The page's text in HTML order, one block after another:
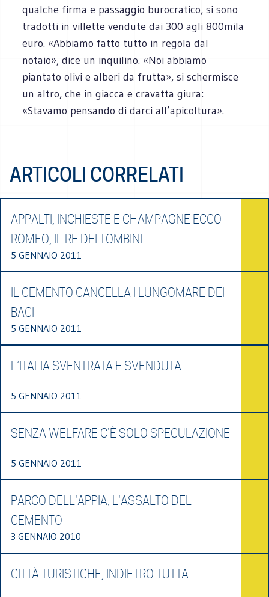
qualche firma e passaggio burocratico, si sono
tradotti in villette vendute dai 300 agli 800mila
euro. «Abbiamo fatto tutto in regola dal
notaio», dice un inquilino. «Noi abbiamo
piantato olivi e alberi da frutta», si schermisce
un altro, che in giacca e cravatta giura:
«Stavamo pensando di darci all’apicoltura».
ARTICOLI CORRELATI
APPALTI, INCHIESTE E CHAMPAGNE ECCO
ROMEO, IL RE DEI TOMBINI
5 GENNAIO 2011
IL CEMENTO CANCELLA I LUNGOMARE DEI
BACI
5 GENNAIO 2011
L’ITALIA SVENTRATA E SVENDUTA
5 GENNAIO 2011
SENZA WELFARE C’È SOLO SPECULAZIONE
5 GENNAIO 2011
PARCO DELL'APPIA, L'ASSALTO DEL
CEMENTO
3 GENNAIO 2010
CITTÀ TURISTICHE, INDIETRO TUTTA